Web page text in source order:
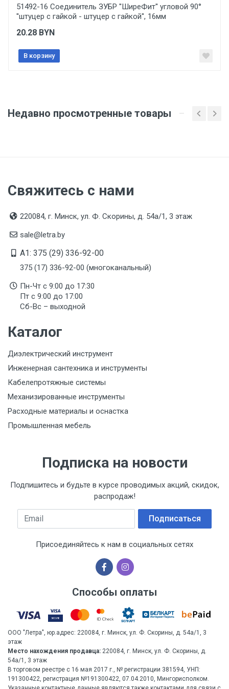
Указан на упаковке / в паспорте товара
Товар соответствует требованиям технических
сертификата/декларации соответствия содержатся
в сопроводительной документации к товару и
54а/1, офис 34
51492-16 Соединитель ЗУБР ''ШиреФит'' угловой 90°
''штуцер с гайкой - штуцер с гайкой'', 16мм
20.28 BYN
В корзину
Недавно просмотренные товары
Свяжитесь с нами
220084, г. Минск, ул. Ф. Скорины, д. 54а/1, 3 этаж
sale@letra.by
A1: 375 (29) 336-92-00
375 (17) 336-92-00 (многоканальный)
Пн-Чт с 9:00 до 17:30
Пт с 9:00 до 17:00
Сб-Вс – выходной
Каталог
Диэлектрический инструмент
Инженерная сантехника и инструменты
Кабелепротяжные системы
Механизированные инструменты
Расходные материалы и оснастка
Промышленная мебель
Подписка на новости
Подпишитесь и будьте в курсе проводимых акций, скидок,
распродаж!
Email Подписаться
Присоединяйтесь к нам в социальных сетях
Способы оплаты
ООО "Летра", юр.адрес: 220084, г. Минск, ул. Ф. Скорины, д. 54а/1, 3
этаж
Место нахождения продавца: 220084, г. Минск, ул. Ф. Скорины, д.
54а/1, 3 этаж
В торговом реестре с 16 мая 2017 г., № регистрации 381594, УНП:
191300422, регистрация №191300422, 07.04.2010, Мингорисполком.